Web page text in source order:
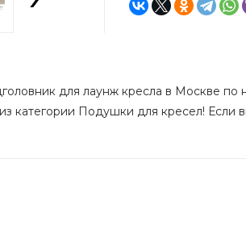
для лаунж кресла в Москве
категории Подушки для кресел!